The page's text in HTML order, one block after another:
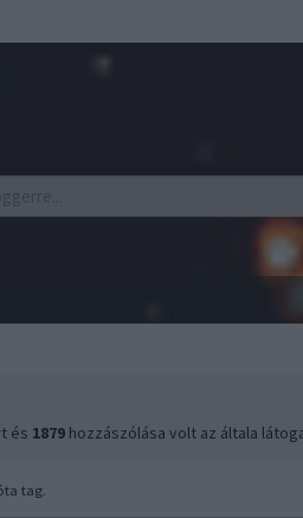
és 1879 hozzászólása volt az általa
tag.